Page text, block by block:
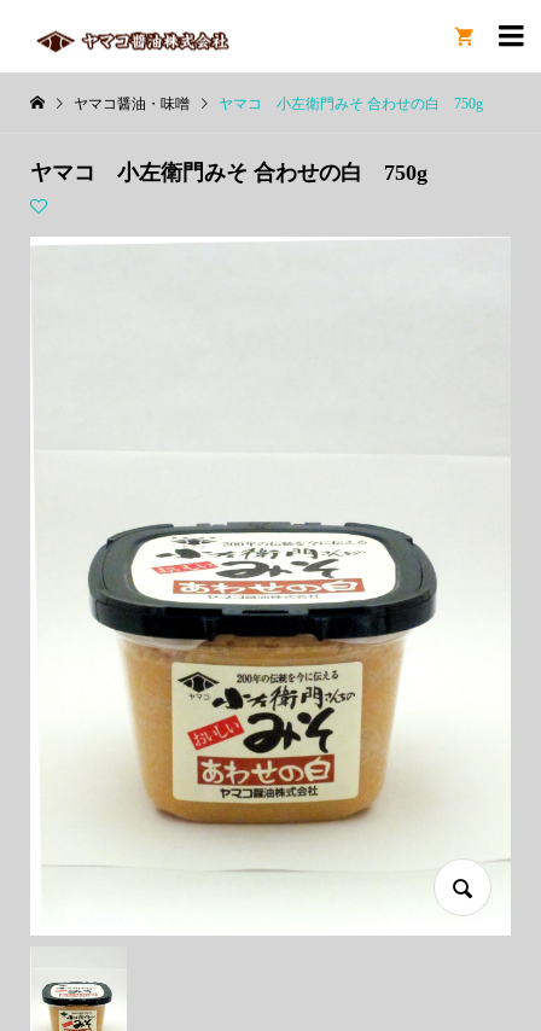

ヤマコ醤油・味噌 ヤマコ 小左衛門みそ 合わせの白 750g
ヤマコ 小左衛門みそ 合わせの白 750g